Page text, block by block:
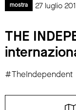
mostra 27 luglio
THE
#TheIndependent